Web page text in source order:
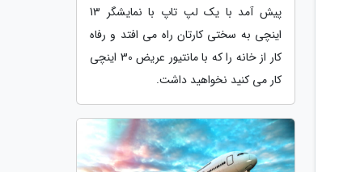
پیش آمد با یک لپ تاپ با نمایشگر 13
اینچی به سختی کارتان راه می افتد و رفاه
کار از خانه را که با مانتیور عریض 30 اینچی
کار می کنید نخواهید داشت.